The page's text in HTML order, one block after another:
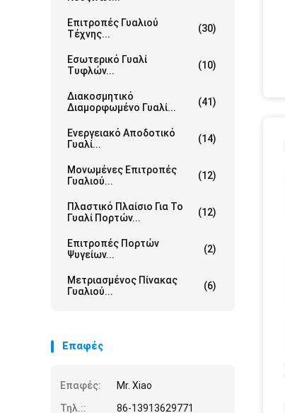
Επιτροπές Γυαλιού
Τέχνης...
(30)
Εσωτερικό Γυαλί
Τυφλών...
(10)
Διακοσμητικό
Διαμορφωμένο Γυαλί...
(41)
Ενεργειακό Αποδοτικό
Γυαλί...
(14)
Μονωμένες Επιτροπές
Γυαλιού...
(12)
Πλαστικό Πλαίσιο Για Το
Γυαλί Πορτών...
(12)
Επιτροπές Πορτών
Ψυγείων...
(2)
Μετριασμένος Πίνακας
Γυαλιού...
(6)
Επαφές
Επαφές:
Mr. Xiao
Τηλ.::
86-13913629771